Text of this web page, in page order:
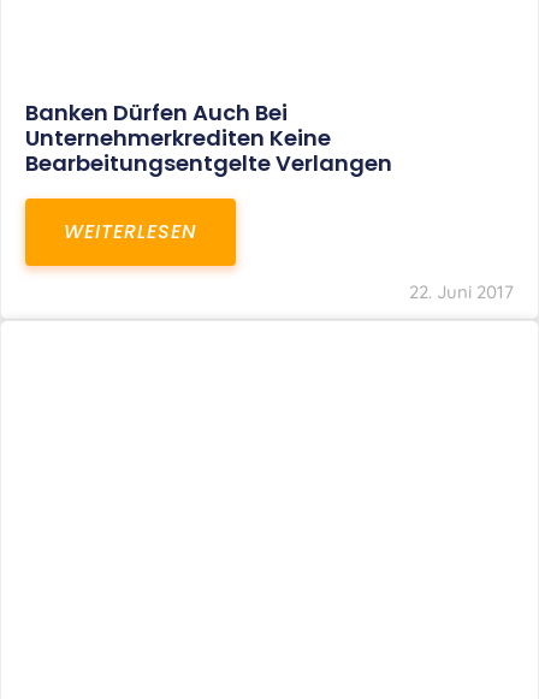
Banken Dürfen Auch Bei
Unternehmerkrediten Keine
Bearbeitungsentgelte Verlangen
WEITERLESEN
22. Juni 2017